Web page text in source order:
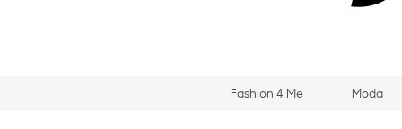
Fashion 4 Me Moda